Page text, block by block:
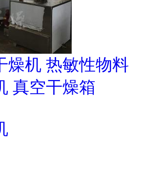
燥机 热敏性物料
真空干燥箱